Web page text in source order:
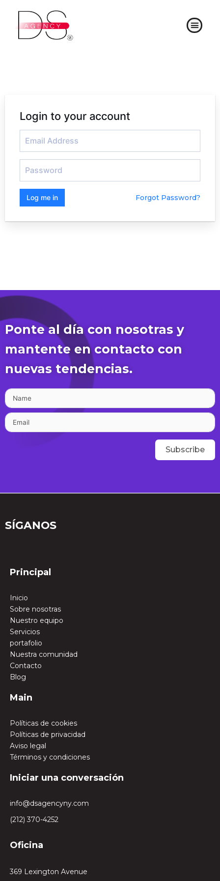
contenido
Menú
Login to your account
Log me in Forgot Password?
Ponte al día con nosotras y
mantente en contacto con
nuevas tendencias.
Subscribe
SÍGANOS
Principal
Inicio
Sobre nosotras
Nuestro equipo
Servicios
portafolio
Nuestra comunidad
Contacto
Blog
Main
Políticas de cookies
Políticas de privacidad
Aviso legal
Términos y condiciones
Iniciar una conversación
info@dsagencyny.com
(212) 370-4252
Oficina
369 Lexington Avenue